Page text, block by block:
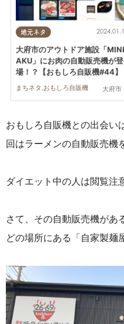
地元ネタ
大府市
大府市のアウトドア施設「
AKU」にお肉の自動販売機が登
場！？【おもしろ自販機#44】
まちネタ,おもしろ自販機
おもしろ自販機との出会い
回はラーメンの自動販売機
ダイエット中の人は閲覧注
さて、その自動販売機があ
どの場所にある「自家製麺